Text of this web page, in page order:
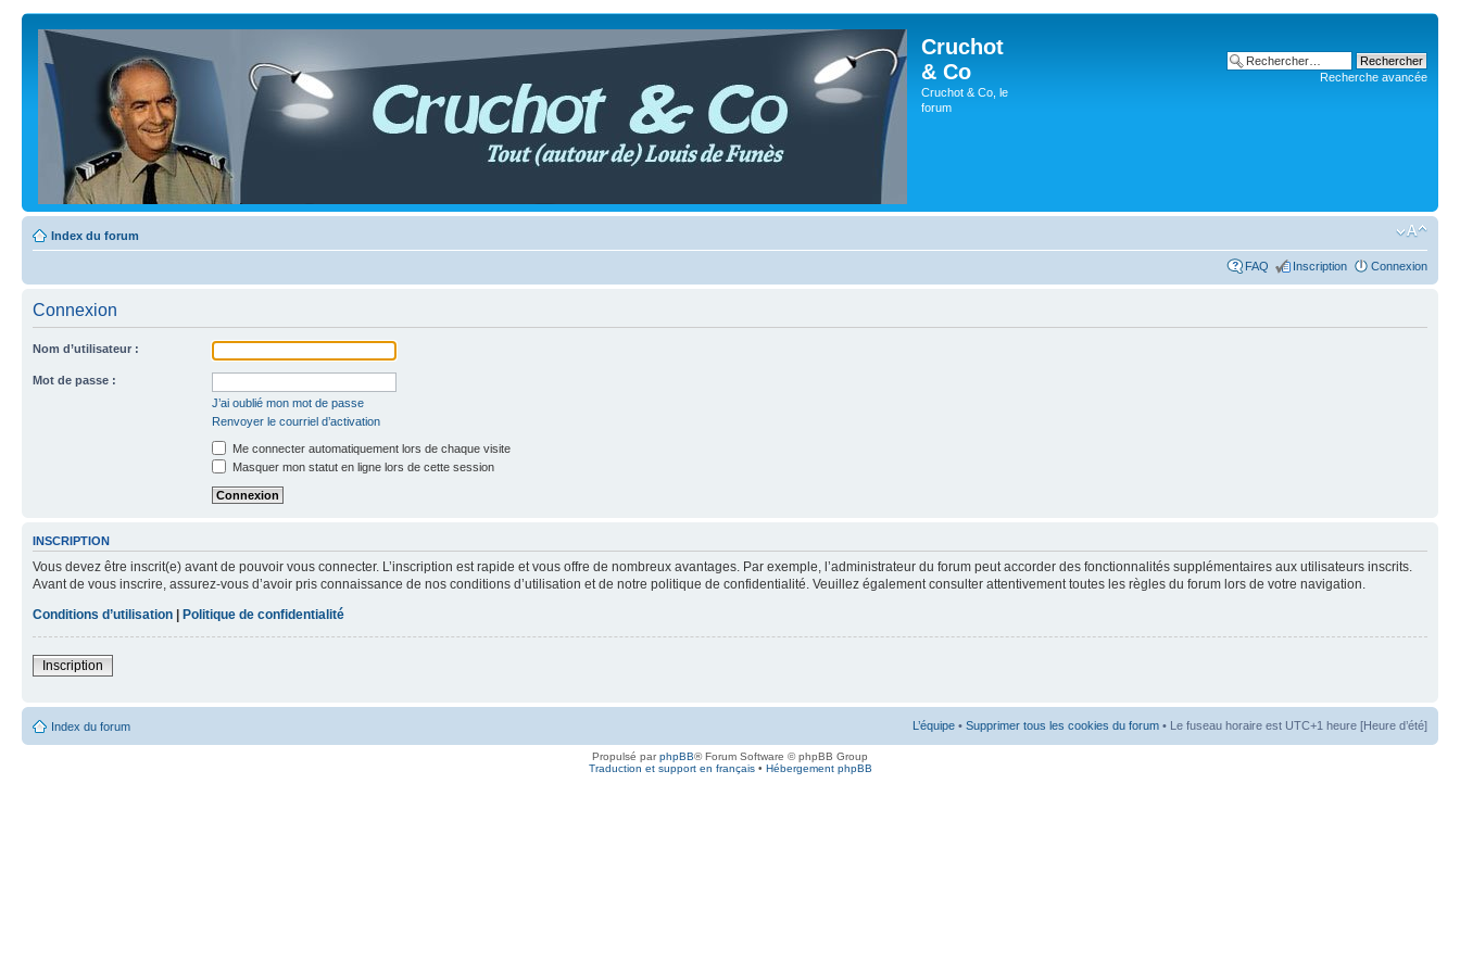
Cruchot
& Co
Cruchot & Co, le
forum
Recherche avancée
Index du forum
FAQ Inscription Connexion
Connexion
Nom d’utilisateur :
Mot de passe :
J’ai oublié mon mot de passe
Renvoyer le courriel d’activation
Me connecter automatiquement lors de chaque visite
Masquer mon statut en ligne lors de cette session
INSCRIPTION
Vous devez être inscrit(e) avant de pouvoir vous connecter. L’inscription est rapide et vous offre de nombreux avantages. Par exemple, l’administrateur du forum peut accorder des fonctionnalités supplémentaires aux utilisateurs inscrits.
Avant de vous inscrire, assurez-vous d’avoir pris connaissance de nos conditions d’utilisation et de notre politique de confidentialité. Veuillez également consulter attentivement toutes les règles du forum lors de votre navigation.
Conditions d’utilisation | Politique de confidentialité
Inscription
Index du forum L’équipe • Supprimer tous les cookies du forum • Le fuseau horaire est UTC+1 heure [Heure d’été]
Propulsé parphpBB® Forum Software © phpBB Group
Traduction et support en français• Hébergement phpBB